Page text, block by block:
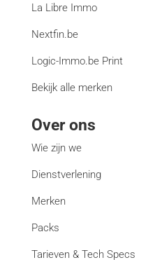
La Libre Immo
Nextfin.be
Logic-Immo.be Print
Bekijk alle merken
Over ons
Wie zijn we
Dienstverlening
Merken
Packs
Tarieven & Tech Specs